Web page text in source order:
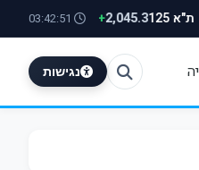
ת"א 125 2,045.3
03:42:51
נגישות